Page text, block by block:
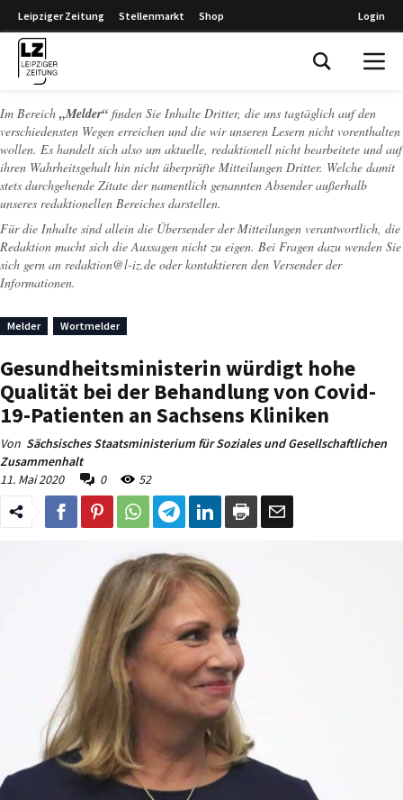
Leipziger Zeitung Stellenmarkt Shop Login
Im Bereich „Melder“ finden Sie Inhalte Dritter, die uns tagtäglich auf den
verschiedensten Wegen erreichen und die wir unseren Lesern nicht vorenthalten
wollen. Es handelt sich also um aktuelle, redaktionell nicht bearbeitete und auf
ihren Wahrheitsgehalt hin nicht überprüfte Mitteilungen Dritter. Welche damit
stets durchgehende Zitate der namentlich genannten Absender außerhalb
unseres redaktionellen Bereiches darstellen.
Für die Inhalte sind allein die Übersender der Mitteilungen verantwortlich, die
Redaktion macht sich die Aussagen nicht zu eigen. Bei Fragen dazu wenden Sie
sich gern an redaktion@l-iz.de oder kontaktieren den Versender der
Informationen.
Melder Wortmelder
Gesundheitsministerin würdigt hohe
Qualität bei der Behandlung von Covid-
19-Patienten an Sachsens Kliniken
Von Sächsisches Staatsministerium für Soziales und Gesellschaftlichen
Zusammenhalt
11. Mai 2020
0 52